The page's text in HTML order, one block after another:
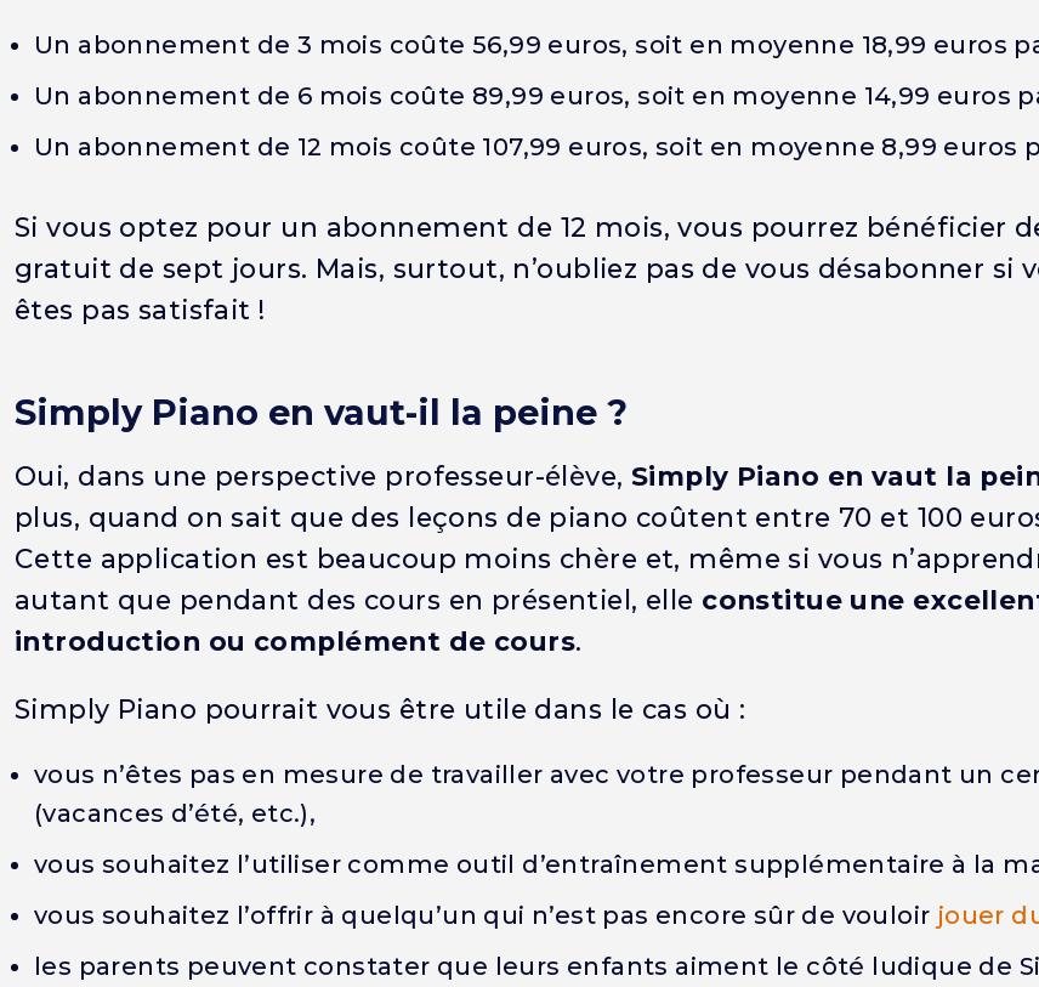
Un abonnement de 3 mois coûte 56,99 euros, soit en moyenne 18,99 euros
Un abonnement de 6 mois coûte 89,99 euros, soit en moyenne 14,99 euros
Un abonnement de 12 mois coûte 107,99 euros, soit en moyenne 8,99 euros
Si vous optez pour un abonnement de 12 mois, vous pourrez bénéficier
gratuit de sept jours. Mais, surtout, n’oubliez pas de vous désabonner si
êtes pas satisfait !
Simply Piano en vaut-il la peine ?
Oui, dans une perspective professeur-élève, Simply Piano en vaut la
plus, quand on sait que des leçons de piano coûtent entre 70 et 100
Cette application est beaucoup moins chère et, même si vous
autant que pendant des cours en présentiel, elle constitue une
introduction ou complément de cours.
Simply Piano pourrait vous être utile dans le cas où :
vous n’êtes pas en mesure de travailler avec votre professeur pendant un
(vacances d’été, etc.),
vous souhaitez l’utiliser comme outil d’entraînement supplémentaire à la
vous souhaitez l’offrir à quelqu’un qui n’est pas encore sûr de vouloir jouer
les parents peuvent constater que leurs enfants aiment le côté ludique de